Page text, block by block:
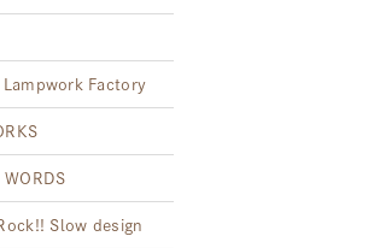
Lampwork Factory
WORDS
Slow design